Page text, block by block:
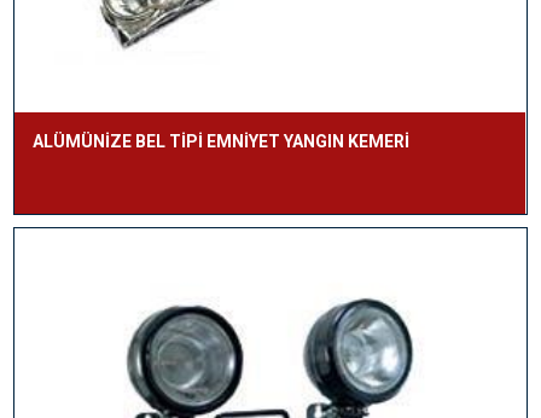
ALÜMÜNİZE BEL TİPİ EMNİYET YANGIN KEMERİ